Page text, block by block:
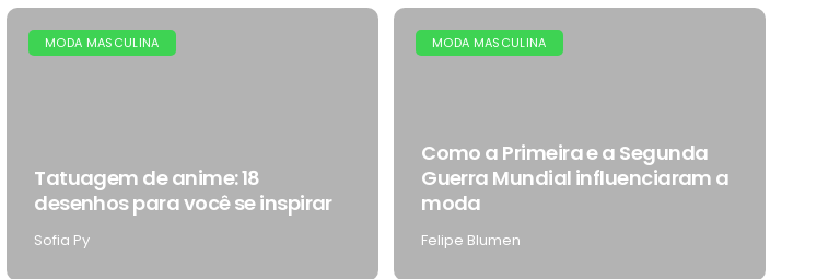
MODA MASCULINA
Tatuagem de anime: 18
desenhos para você se inspirar
Sofia Py
MODA MASCULINA
Como a Primeira e a Segunda
Guerra Mundial influenciaram a
moda
Felipe Blumen